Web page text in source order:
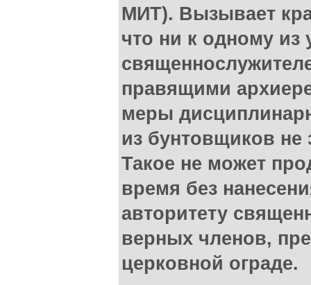
МИТ). Вызывает
что ни к одному
правящими
меры
из бунтовщиков
Такое не может
время без
авторитету
верных членов,
церковной ограде.